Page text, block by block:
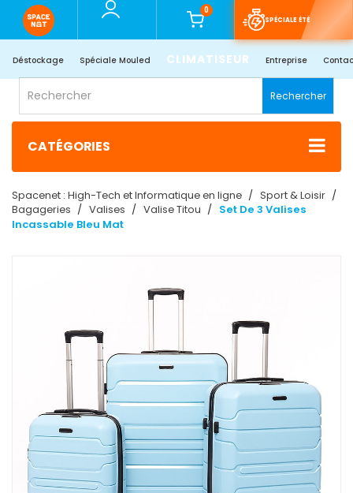
0
SPÉCIALE ÉTÉ
Déstockage Spéciale Mouled CLIMATISEUR Entreprise
Rechercher
CATÉGORIES
Spacenet : High-Tech et Informatique en ligne
Sport & Loisir
Bagageries
Valises Valise Titou
Set De 3 Valises
Incassable Bleu Mat